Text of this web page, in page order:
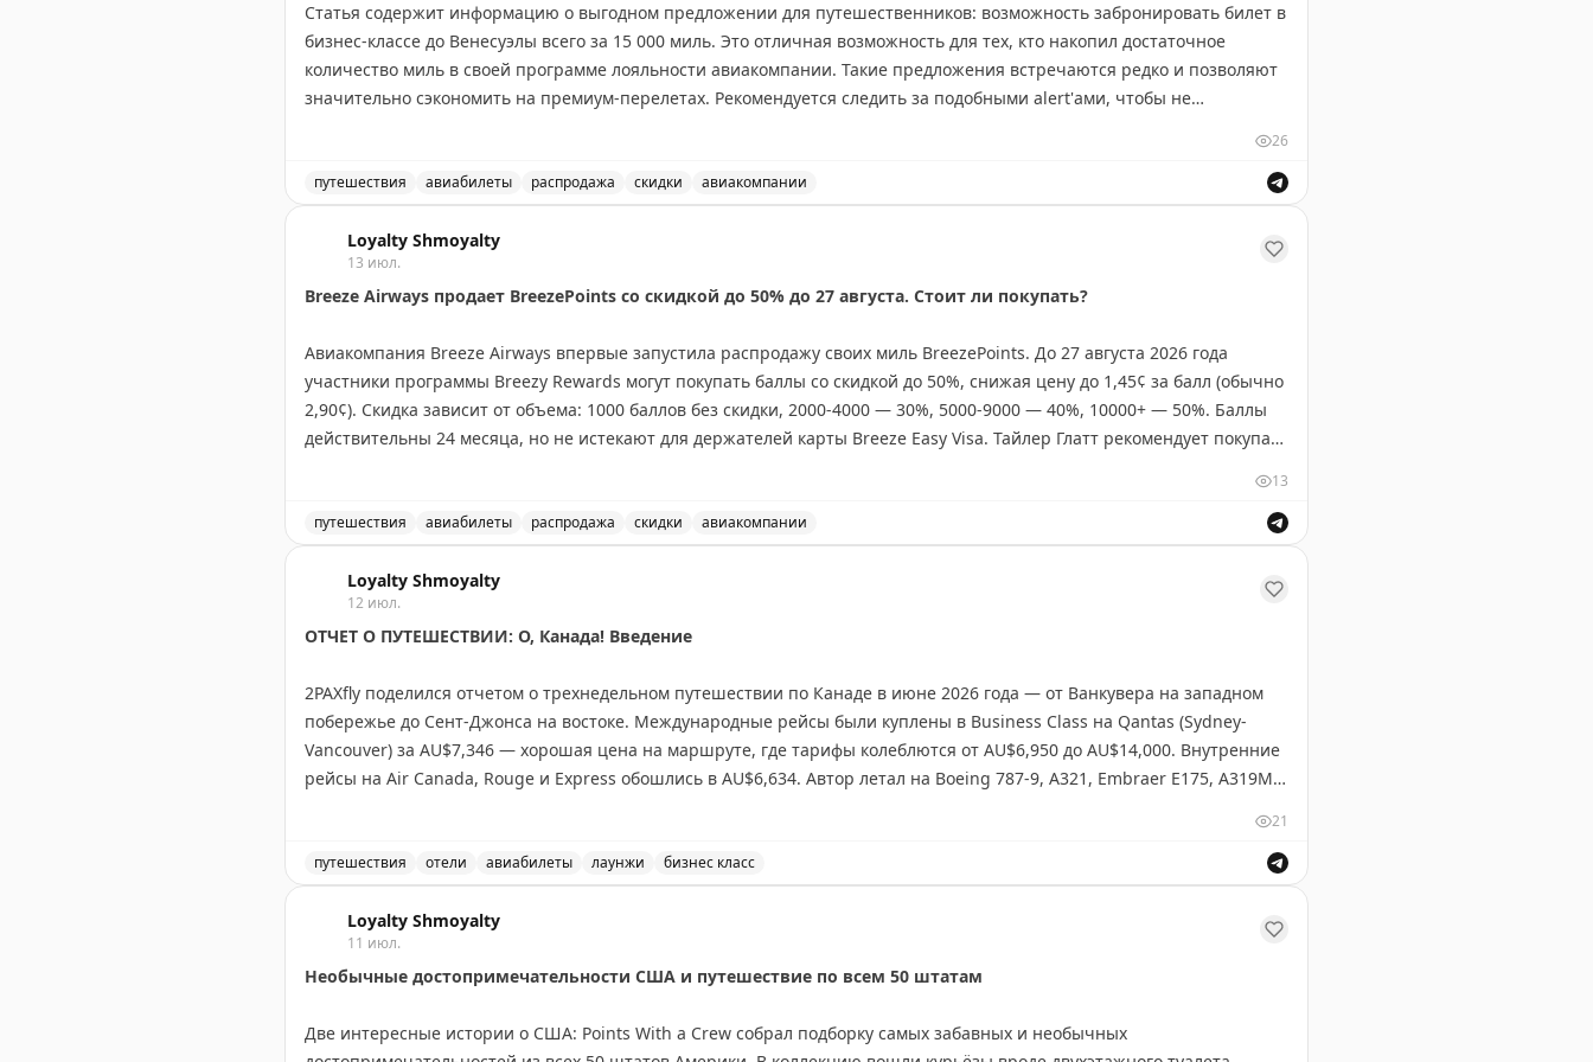
➖Про тариф Шаттл.
➖Почему “Шаттл” почти идеальный?
➖Почему всё-таки не на 100%?
Stay tuned!
Подписаться на Матрассы
Статья содержит информацию о выгодном предложении для путешественников: возможность забронировать билет в
бизнес-классе до Венесуэлы всего за 15 000 миль. Это отличная возможность для тех, кто накопил достаточное
количество миль в своей программе лояльности авиакомпании. Такие предложения встречаются редко и позволяют
значительно сэкономить на премиум-перелетах. Рекомендуется следить за подобными alert'ами, чтобы не
Juan Ruiz|Original
26
путешествия авиабилеты распродажа скидки авиакомпании
Loyalty Shmoyalty
13 июл.
Breeze Airways продает BreezePoints со скидкой до 50% до 27 августа. Стоит ли покупать?
Авиакомпания Breeze Airways впервые запустила распродажу своих миль BreezePoints. До 27 августа 2026 года
участники программы Breezy Rewards могут покупать баллы со скидкой до 50%, снижая цену до 1,45¢ за балл (обычно
2,90¢). Скидка зависит от объема: 1000 баллов без скидки, 2000-4000 — 30%, 5000-9000 — 40%, 10000+ — 50%. Баллы
действительны 24 месяца, но не истекают для держателей карты Breeze Easy Visa. Тайлер Глатт рекомендует покупать
Tyler Glatt|Original
13
путешествия авиабилеты распродажа скидки авиакомпании
Loyalty Shmoyalty
12 июл.
ОТЧЕТ О ПУТЕШЕСТВИИ: О, Канада! Введение
2PAXfly поделился отчетом о трехнедельном путешествии по Канаде в июне 2026 года — от Ванкувера на западном
побережье до Сент-Джонса на востоке. Международные рейсы были куплены в Business Class на Qantas (Sydney-
Vancouver) за AU$7,346 — хорошая цена на маршруте, где тарифы колеблются от AU$6,950 до AU$14,000. Внутренние
рейсы на Air Canada, Rouge и Express обошлись в AU$6,634. Автор летал на Boeing 787-9, A321, Embraer E175, A319M и
всем агрегаторам, включая Google Flights.
2PAXfly|Original
21
путешествия отели авиабилеты лаунжи бизнес класс
Loyalty Shmoyalty
11 июл.
Необычные достопримечательности США и путешествие по всем 50 штатам
Две интересные истории о США: Points With a Crew собрал подборку самых забавных и необычных